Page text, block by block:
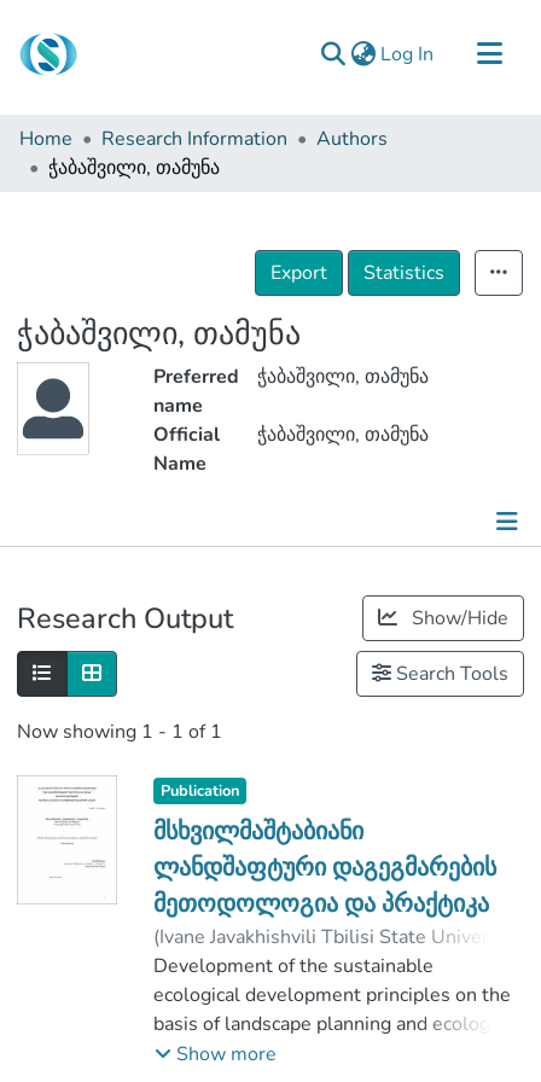
Log In (current)
Communities & Collections
Browse
Home Research Information
Authors
ჭაბაშვილი, თამუნა
Export Statistics
ჭაბაშვილი, თამუნა
Preferred
name
ჭაბაშვილი, თამუნა
Official
Name
ჭაბაშვილი, თამუნა
Research Output Show/Hide
Search Tools
Now showing 1 - 1 of 1
Publication
მსხვილმაშტაბიანი
ლანდშაფტური დაგეგმარების
მეთოდოლოგია და პრაქტიკა
(Ivane Javakhishvili Tbilisi State University
2019)ჭაბაშვილი, თამუნა
;
ელიზბარაშვილი, ნოდარ
;
Faculty of Exact and Natural Sciences
Ivane Javakhishvili Tbilisi State University
Development of the sustainable
ecological development principles on the
basis of landscape planning and ecological
awareness of population for bodbiskhevi
Show more